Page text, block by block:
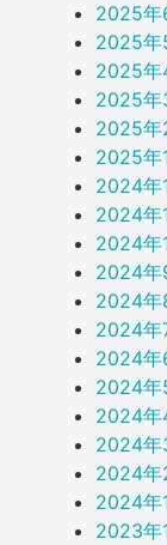
2025年
2025年
2025年
2025年
2025年
2025年
2024年
2024年
2024年
2024年
2024年
2024年
2024年
2024年
2024年
2024年
2024年
2024年
2023年